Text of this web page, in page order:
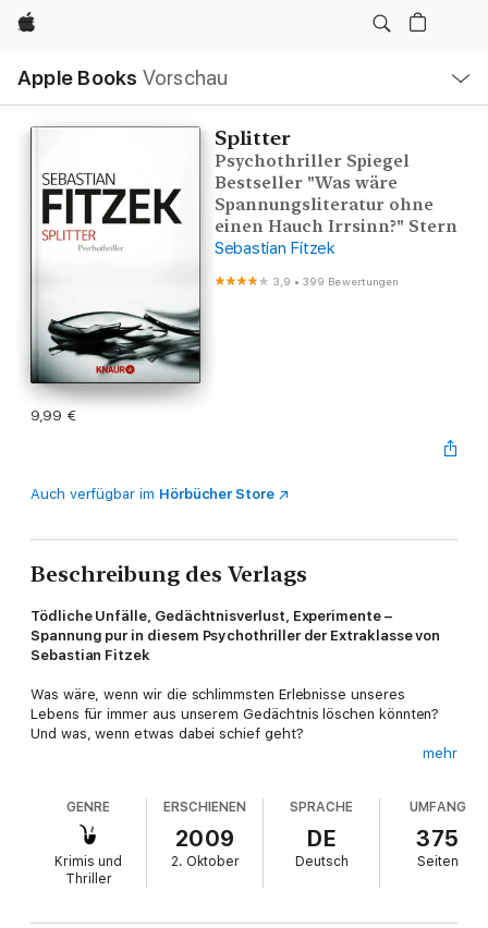
Apple
Apple Books Vorschau
Navigation
Menü
öffnen
Splitter
Psychothriller Spiegel
Bestseller "Was wäre
Spannungsliteratur ohne
einen Hauch Irrsinn?" Stern
Sebastian Fitzek
3,9 •399 Bewertungen
9,99 €
Auch verfügbar im Hörbücher Store
Beschreibung des Verlags
Tödliche Unfälle, Gedächtnisverlust, Experimente –
Spannung pur in diesem Psychothriller der Extraklasse von
Sebastian Fitzek
Was wäre, wenn wir die schlimmsten Erlebnisse unseres
Lebens für immer aus unserem Gedächtnis löschen könnten?
Und was, wenn etwas dabei schief geht?
verschuldeten Autounfalls - denn seine Frau hat nicht überlebt.
Als Marc von einem psychiatrischen Experiment hört, das ihn
von dieser quälenden Erinnerung befreien könnte, schöpft er
Hoffnung. Doch nach den ersten Tests beginnt das Grauen:
Marcs Wohnungsschlüssel passt nicht mehr. Ein fremder Name
mehr
GENRE
Krimis und
Thriller
ERSCHIENEN
2009
2. Oktober
SPRACHE
DE
Deutsch
UMFANG
375
Seiten